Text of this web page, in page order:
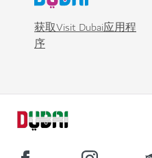
获取Visit Dubai应用程
序